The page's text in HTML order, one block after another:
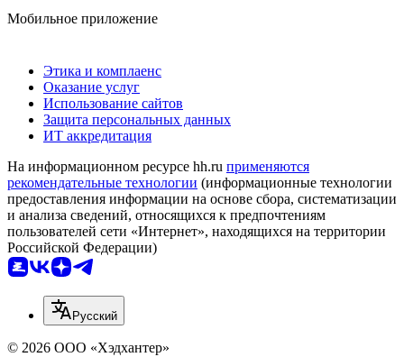
Мобильное приложение
Этика и комплаенс
Оказание услуг
Использование сайтов
Защита персональных данных
ИТ аккредитация
На информационном ресурсе hh.ru применяются
рекомендательные технологии (информационные технологии
предоставления информации на основе сбора, систематизации
и анализа сведений, относящихся к предпочтениям
пользователей сети «Интернет», находящихся на территории
Российской Федерации)
Русский
© 2026 ООО «Хэдхантер»